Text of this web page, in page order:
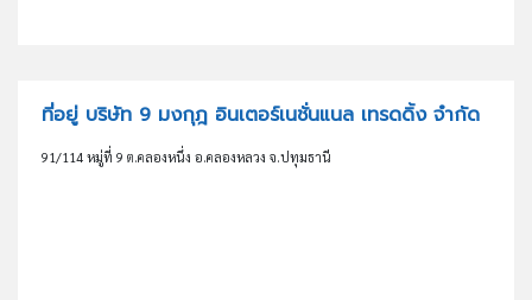
ที่อยู่ บริษัท 9 มงกุฎ อินเตอร์เนชั่นแนล เทรดดิ้ง จำกัด
91/114 หมู่ที่ 9 ต.คลองหนึ่ง อ.คลองหลวง จ.ปทุมธานี